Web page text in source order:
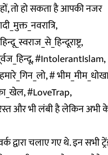
तो हो सकता है आपकी नजर
#IntolerantIslam,
#
#LoveTrap,
और भी लंबी है लेकिन अभी
द्वारा चलाए गए थे. इन सभी